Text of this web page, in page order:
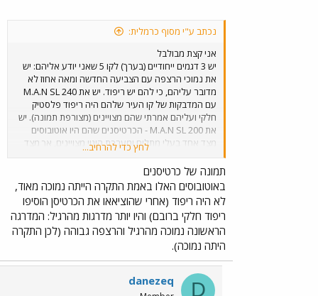
נכתב ע"י מסוף כרמלית:
אני קצת מבולבל
יש 3 דגמים ייחודיים (בערך) לקו 5 שאני יודע אליהם: יש
את נמוכי הרצפה עם הצביעה החדשה ומאה אחוז לא
מדובר עליהם, כי להם יש ריפוד. יש את M.A.N SL 240
עם המדבקות של קו העיר שלהם היה ריפוד פלסטיק
חלקי ועליהם אמרתי שהם מצויינים (מצורפת תמונה). יש
את M.A.N SL 200 - הכרטיסנים שהם היו אוטובוסים
מצד אחד בעלי מתלים ומערכת היגוי מצויינים, אך מצד
מצורפת תמונה בשרשור.
לחץ כדי להרחיב...
תמונה של כרטיסנים
באוטובוסים האלו באמת התקרה הייתה נמוכה מאוד,
לא היה ריפוד (אחרי שהוציאאו את הכרטיסן הוסיפו
ריפוד חלקי ברובם) והיו יותר מדרגות מהרגיל: המדרגה
הראשונה נמוכה מהרגיל והרצפה גבוהה (לכן התקרה
היתה נמוכה).
D
danezeq